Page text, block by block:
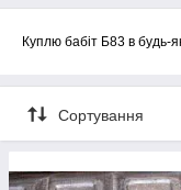
Куплю бабіт Б83 в будь-
Сортування